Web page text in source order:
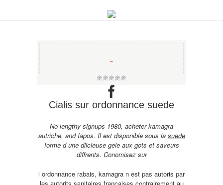
−
Cialis sur ordonnance suede
No lengthy signups 1980, acheter kamagra
autriche, and Iapos. Il est disponible sous la suede
forme d une dlicieuse gele aux gots et saveurs
diffrents. Conomisez sur
l ordonnance rabais, kamagra n est pas autoris par